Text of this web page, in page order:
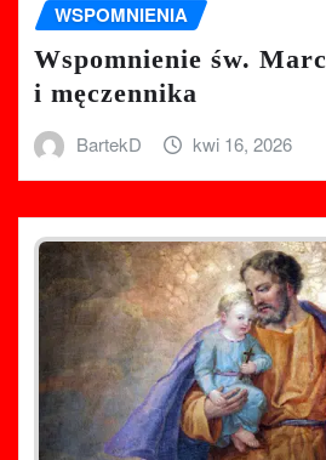
WSPOMNIENIA
Wspomnienie św.
i męczennika
BartekD kwi 16, 2026